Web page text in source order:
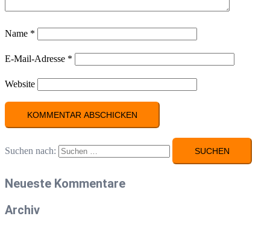
Name *
E-Mail-Adresse *
Website
Suchen nach:
Neueste Kommentare
Archiv